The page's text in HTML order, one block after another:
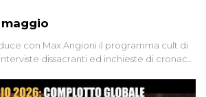
con Max Angioni il programma cult di
dissacranti ed inchieste di cronaca